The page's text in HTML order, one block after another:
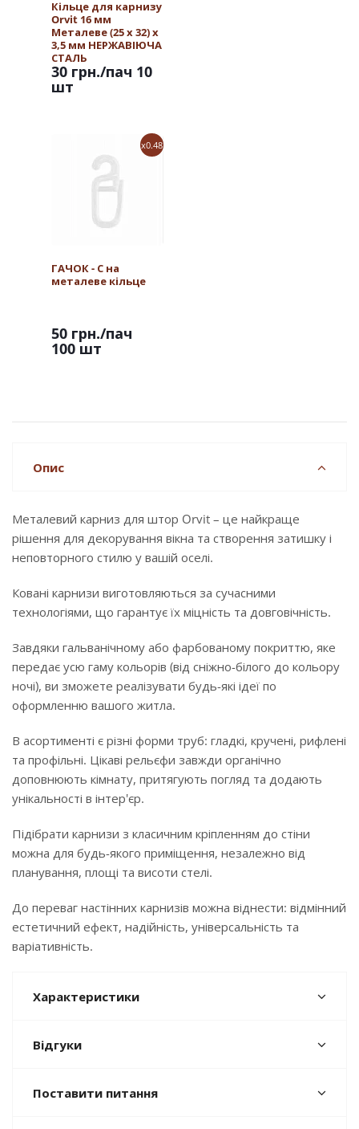
Кільце для карнизу
Orvit 16 мм
Металеве (25 х 32) х
3,5 мм НЕРЖАВІЮЧА
СТАЛЬ
30 грн./пач 10
шт
x0.48
ГАЧОК - С на
металеве кільце
50 грн./пач
100 шт
Опис
Металевий карниз для штор Orvit – це найкраще
рішення для декорування вікна та створення затишку і
неповторного стилю у вашій оселі.
Ковані карнизи виготовляються за сучасними
технологіями, що гарантує їх міцність та довговічність.
Завдяки гальванічному або фарбованому покриттю, яке
передає усю гаму кольорів (від сніжно-білого до кольору
ночі), ви зможете реалізувати будь-які ідеї по
оформленню вашого житла.
В асортименті є різні форми труб: гладкі, кручені, рифлені
та профільні. Цікаві рельєфи завжди органічно
доповнюють кімнату, притягують погляд та додають
унікальності в інтер'єр.
Підібрати карнизи з класичним кріпленням до стіни
можна для будь-якого приміщення, незалежно від
планування, площі та висоти стелі.
До переваг настінних карнизів можна віднести: відмінний
естетичний ефект, надійність, універсальність та
варіативність.
Характеристики
Відгуки
Поставити питання